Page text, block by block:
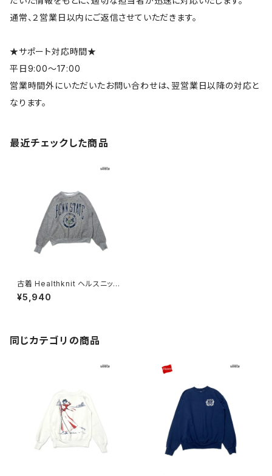
通常、２営業日以内にご返信させていただきます。
★サポート対応時間★
平日9:00～17:00
営業時間外にいただいたお問い合わせは、翌営業日以降の対応と
なります。
最近チェックした商品
古着 Healthknit ヘルスニット
PENN STATE ペンシルベニア
州立大学 アメリカ製 カレッジロ
¥5,940
同じカテゴリの商品